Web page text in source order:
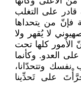
قادر على التغلب
فإنّ من يتحداها
لا يُقهر ولا
الأمور كلها تحت
العدو. وكأنما
نفسك وتتحدّانا،
على تَحدِّينا